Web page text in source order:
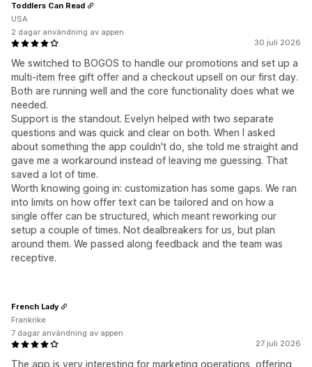
30 juli 2026
We switched to BOGOS to handle our promotions and set up a
multi-item free gift offer and a checkout upsell on our first day.
Both are running well and the core functionality does what we
needed.
Support is the standout. Evelyn helped with two separate
questions and was quick and clear on both. When I asked
about something the app couldn't do, she told me straight and
gave me a workaround instead of leaving me guessing. That
saved a lot of time.
Worth knowing going in: customization has some gaps. We ran
into limits on how offer text can be tailored and on how a
single offer can be structured, which meant reworking our
setup a couple of times. Not dealbreakers for us, but plan
around them. We passed along feedback and the team was
receptive.
Toddlers Can Read
USA
2 dagar användning av appen
27 juli 2026
The app is very interesting for marketing operations, offering
French Lady
Frankrike
7 dagar användning av appen